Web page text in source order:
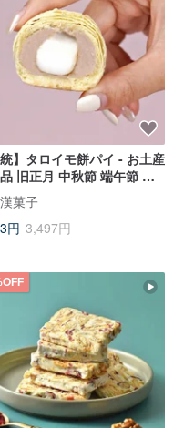
統】タロイモ餅パイ - お土産
旧正月 中秋節 端午節 台
ギフトボックス
菓子
円 3,497円